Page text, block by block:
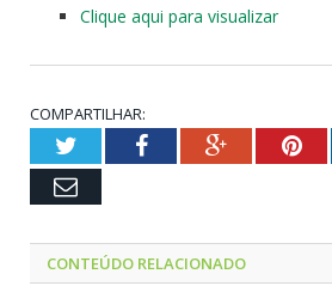
Clique aqui para visualizar
COMPARTILHAR:
TwitterFacebookGoogle+
Email
CONTEÚDO RELACIONADO